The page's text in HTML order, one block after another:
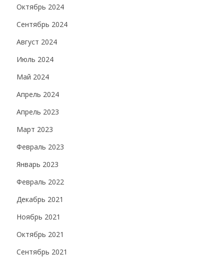
Октябрь 2024
Сентябрь 2024
Август 2024
Июль 2024
Май 2024
Апрель 2024
Апрель 2023
Март 2023
Февраль 2023
Январь 2023
Февраль 2022
Декабрь 2021
Ноябрь 2021
Октябрь 2021
Сентябрь 2021